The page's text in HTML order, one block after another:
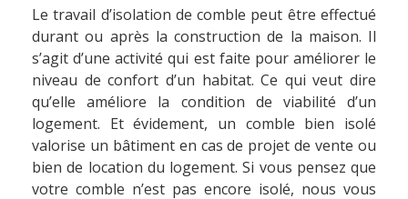
Le travail d’isolation de comble peut être effectué
durant ou après la construction de la maison. Il
s’agit d’une activité qui est faite pour améliorer le
niveau de confort d’un habitat. Ce qui veut dire
qu’elle améliore la condition de viabilité d’un
logement. Et évidement, un comble bien isolé
valorise un bâtiment en cas de projet de vente ou
bien de location du logement. Si vous pensez que
votre comble n’est pas encore isolé, nous vous